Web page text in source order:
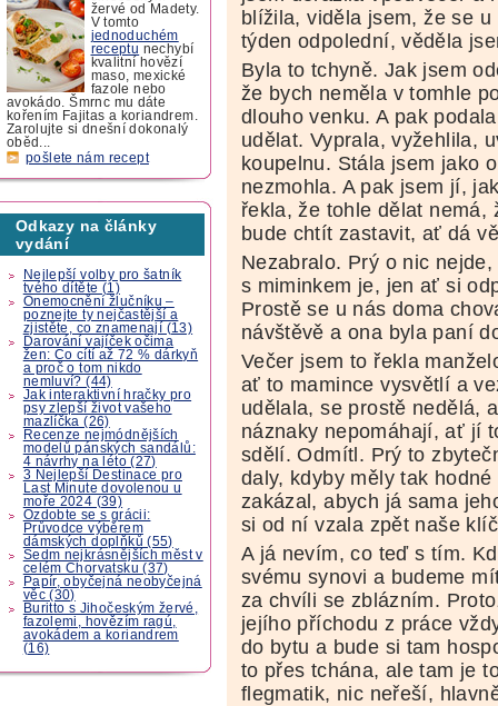
žervé od Madety.
V tomto
jednoduchém
receptu nechybí
kvalitní hovězí
maso, mexické
fazole nebo
avokádo. Šmrnc mu dáte
kořením Fajitas a koriandrem.
Zarolujte si dnešní dokonalý
oběd...
pošlete nám recept
Odkazy na články
vydání
Nejlepší volby pro šatník
tvého dítěte (1)
Onemocnění žlučníku –
poznejte ty nejčastější a
zjistěte, co znamenají (13)
Darování vajíček očima
žen: Co cítí až 72 % dárkyň
a proč o tom nikdo
nemluví? (44)
Jak interaktivní hračky pro
psy zlepší život vašeho
mazlíčka (26)
Recenze nejmódnějších
modelů pánských sandálů:
4 návrhy na léto (27)
3 Nejlepší Destinace pro
Last Minute dovolenou u
moře 2024 (39)
Ozdobte se s grácii:
Průvodce výběrem
dámských doplňků (55)
Sedm nejkrásnějších měst v
celém Chorvatsku (37)
Papír, obyčejná neobyčejná
věc (30)
Buritto s Jihočeským žervé,
fazolemi, hovězím ragú,
avokádem a koriandrem
(16)
blížila, viděla jsem, že se
týden odpolední, věděla
Byla to tchyně. Jak jsem
že bych neměla v tomhle
dlouho venku. A pak
udělat. Vyprala, vyžehlila,
koupelnu. Stála jsem jako
nezmohla. A pak jsem jí,
řekla, že tohle dělat nemá,
bude chtít zastavit, ať dá
Nezabralo. Prý o nic
s miminkem je, jen ať si
Prostě se u nás doma
návštěvě a ona byla paní
Večer jsem to řekla
ať to mamince vysvětlí a
udělala, se prostě nedělá,
náznaky nepomáhají, ať jí
sdělí. Odmítl. Prý to
daly, kdyby měly tak
zakázal, abych já sama
si od ní vzala zpět naše
A já nevím, co teď s tím.
svému synovi a budeme
za chvíli se zblázním.
jejího příchodu z práce
do bytu a bude si tam
to přes tchána, ale tam je
flegmatik, nic neřeší,